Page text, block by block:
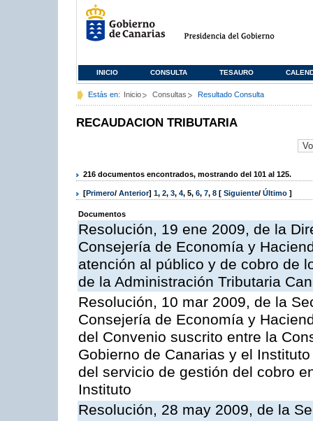
INICIO CONSULTA TESAURO
Estás en: Inicio Consultas Resultado Consulta
RECAUDACION TRIBUTARIA
216 documentos encontrados, mostrando del 101 al 125.
[Primero/ Anterior] 1, 2, 3, 4, 5, 6, 7, 8 [ Siguiente/ Último ]
Documentos
Resolución, 19 ene 2009, de la
Consejería de Economía y
atención al público y de cobro de
de la Administración Tributaria
Resolución, 10 mar 2009, de la
Consejería de Economía y
del Convenio suscrito entre la
Gobierno de Canarias y el
del servicio de gestión del cobro
Instituto
Resolución, 28 may 2009, de la